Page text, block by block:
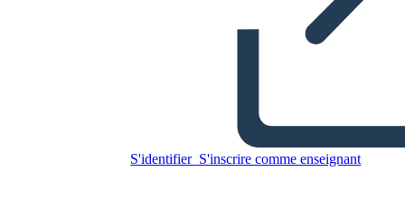
S'identifier S'inscrire comme enseignant